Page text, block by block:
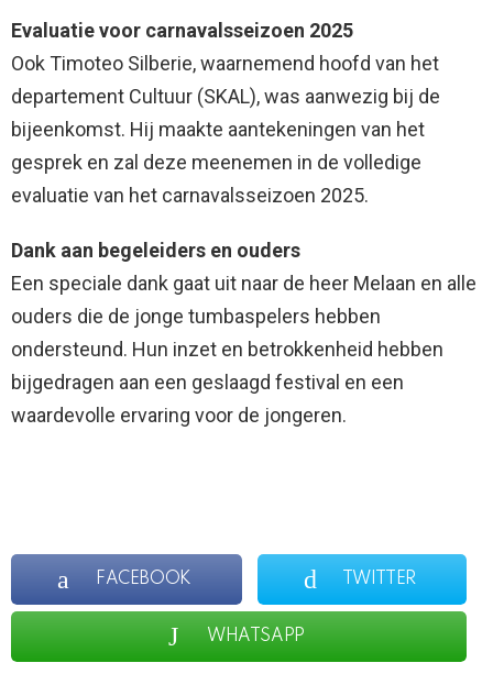
Evaluatie voor carnavalsseizoen 2025
Ook Timoteo Silberie, waarnemend hoofd van het
departement Cultuur (SKAL), was aanwezig bij de
bijeenkomst. Hij maakte aantekeningen van het
gesprek en zal deze meenemen in de volledige
evaluatie van het carnavalsseizoen 2025.
Dank aan begeleiders en ouders
Een speciale dank gaat uit naar de heer Melaan en alle
ouders die de jonge tumbaspelers hebben
ondersteund. Hun inzet en betrokkenheid hebben
bijgedragen aan een geslaagd festival en een
waardevolle ervaring voor de jongeren.
FACEBOOK TWITTER
WHATSAPP